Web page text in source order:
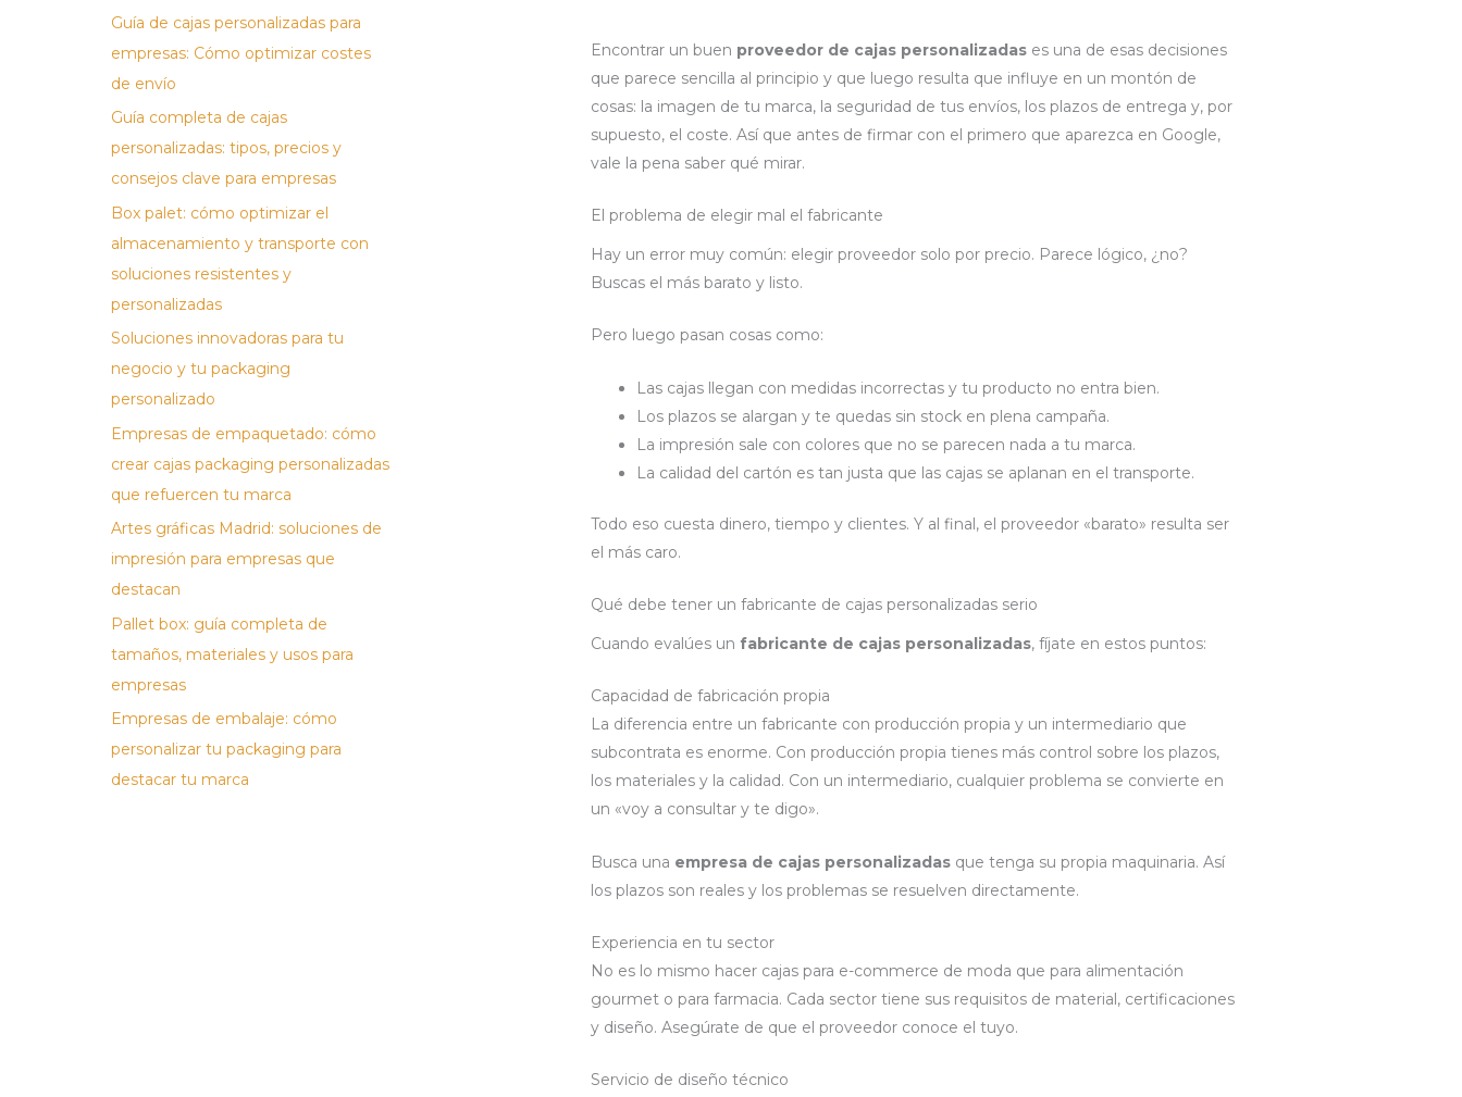
Guía de cajas personalizadas para
empresas: Cómo optimizar costes
de envío
Guía completa de cajas
personalizadas: tipos, precios y
consejos clave para empresas
Box palet: cómo optimizar el
almacenamiento y transporte con
soluciones resistentes y
personalizadas
Soluciones innovadoras para tu
negocio y tu packaging
personalizado
Empresas de empaquetado: cómo
crear cajas packaging personalizadas
que refuercen tu marca
Artes gráficas Madrid: soluciones de
impresión para empresas que
destacan
Pallet box: guía completa de
tamaños, materiales y usos para
empresas
Empresas de embalaje: cómo
personalizar tu packaging para
destacar tu marca
Encontrar un buen proveedor de cajas personalizadas es una de esas decisiones
que parece sencilla al principio y que luego resulta que influye en un montón de
cosas: la imagen de tu marca, la seguridad de tus envíos, los plazos de entrega y, por
supuesto, el coste. Así que antes de firmar con el primero que aparezca en Google,
vale la pena saber qué mirar.
El problema de elegir mal el fabricante
Hay un error muy común: elegir proveedor solo por precio. Parece lógico, ¿no?
Buscas el más barato y listo.
Pero luego pasan cosas como:
Las cajas llegan con medidas incorrectas y tu producto no entra bien.
Los plazos se alargan y te quedas sin stock en plena campaña.
La impresión sale con colores que no se parecen nada a tu marca.
La calidad del cartón es tan justa que las cajas se aplanan en el transporte.
Todo eso cuesta dinero, tiempo y clientes. Y al final, el proveedor «barato» resulta ser
el más caro.
Qué debe tener un fabricante de cajas personalizadas serio
Cuando evalúes un fabricante de cajas personalizadas, fíjate en estos puntos:
Capacidad de fabricación propia
La diferencia entre un fabricante con producción propia y un intermediario que
subcontrata es enorme. Con producción propia tienes más control sobre los plazos,
los materiales y la calidad. Con un intermediario, cualquier problema se convierte en
un «voy a consultar y te digo».
Busca una empresa de cajas personalizadas que tenga su propia maquinaria. Así
los plazos son reales y los problemas se resuelven directamente.
Experiencia en tu sector
No es lo mismo hacer cajas para e-commerce de moda que para alimentación
gourmet o para farmacia. Cada sector tiene sus requisitos de material, certificaciones
y diseño. Asegúrate de que el proveedor conoce el tuyo.
Servicio de diseño técnico